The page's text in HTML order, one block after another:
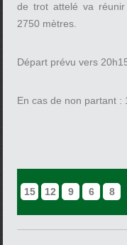
de trot attelé va
2750 mètres.
Départ prévu vers
En cas de non partant :
15 12 9 6 8